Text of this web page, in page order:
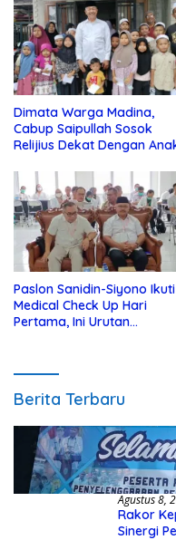
Dimata Warga Madina,
Cabup Saipullah Sosok
Relijius Dekat Dengan
Paslon Sanidin-Siyono Ikuti
Medical Check Up Hari
Pertama, Ini Urutan
Berita Terbaru
Agustus 8,
Rakor
Sinergi